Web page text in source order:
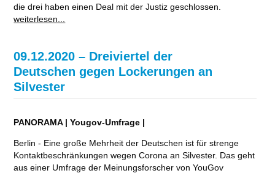
die drei haben einen Deal mit der Justiz geschlossen.
weiterlesen...
09.12.2020 – Dreiviertel der
Deutschen gegen Lockerungen an
Silvester
PANORAMA | Yougov-Umfrage |
Berlin - Eine große Mehrheit der Deutschen ist für strenge
Kontaktbeschränkungen wegen Corona an Silvester. Das geht
aus einer Umfrage der Meinungsforscher von YouGov